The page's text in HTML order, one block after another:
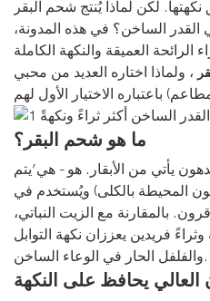
نكهتها. لكن لماذا يُنتج شحم البقر
القدر الساخن؟ في هذه المدونة،
العميقة والنكهة الكاملة
، ولماذا اختاره العديد من محبي
ما هو شحم البقر؟
يأتي من الأبقار. هو - هي’يتم
المحيطة بالكلى) ويُستخدم في
بالمقارنة مع الزيت النباتي،
فريدين يعززان نكهة التوابل
والفلفل الحار في الوعاء الساخن.
يحافظ على النكهة